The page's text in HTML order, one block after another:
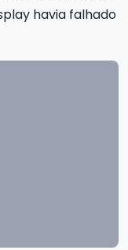
havia falhado